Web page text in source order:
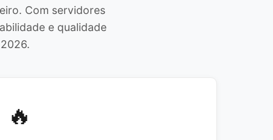
Com servidores
e qualidade
🔥